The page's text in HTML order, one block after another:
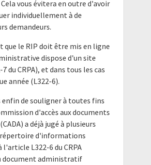
vous évitera en outre d'avoir
individuellement à de
demandeurs.
que le RIP doit être mis en ligne
dispose d'un site
du CRPA), et dans tous les cas
année (L322-6).
de souligner à toutes fins
d'accès aux documents
a déjà jugé à plusieurs
répertoire d'informations
l'article L322-6 du CRPA
administratif